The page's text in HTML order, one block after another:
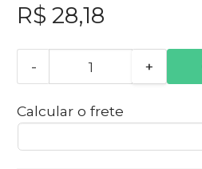
R$ 28,18
- +
Calcular o frete